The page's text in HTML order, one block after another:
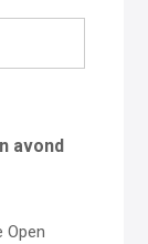
avond
Open